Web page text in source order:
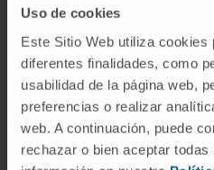
Uso de cookies
Este Sitio Web utiliza
diferentes finalidades, como
usabilidad de la página web,
preferencias o realizar
web. A continuación, puede
rechazar o bien aceptar
El laboratorio de la Dra.
Pasteur de París, ha
celular activada por el
media estas funciones
produce un efecto
neurodegenerativos
Alzheimer. "Con la ayuda